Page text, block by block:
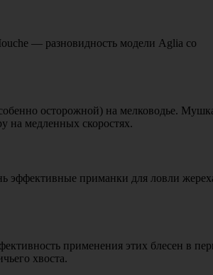
— разновидность модели Aglia со
осторожной) на мелководье.
на медленных скоростях.
приманки для ловли
применения этих блесен в
хвоста.